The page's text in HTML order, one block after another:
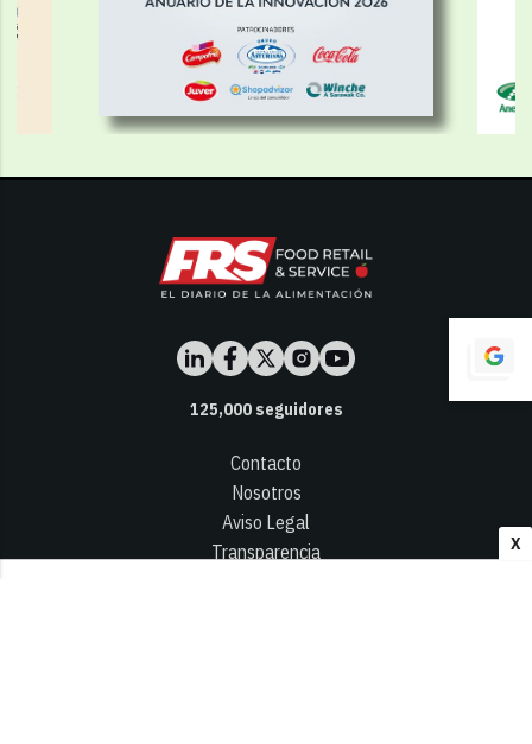
X
125,000seguidores
Contacto
Nosotros
Aviso Legal
Transparencia